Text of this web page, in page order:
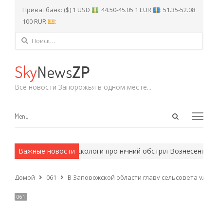
Приватбанк: ($) 1 USD : 44.50-45.05 1 EUR
: 51.35-52.08
100 RUR
: -
Найти:
SkyNewsZP
Все новости Запорожья в одном месте...
Open
Menu
Menu
Важные новости
методы. Екологи про нічний обстріл
Домой 061 В Запорожской области главу сельсовета
061